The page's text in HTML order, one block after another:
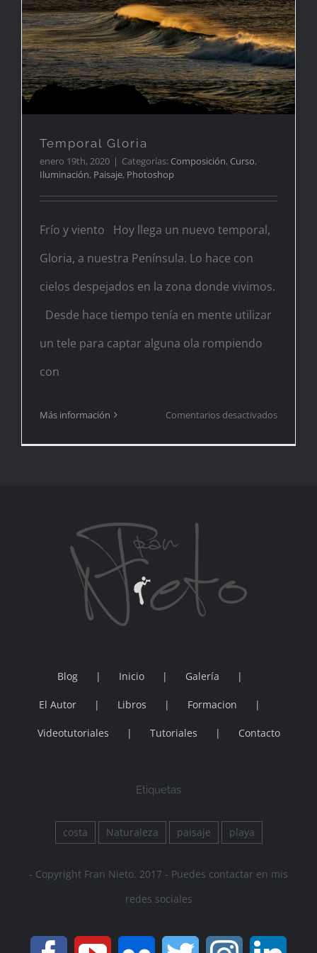
Temporal Gloria
Temporal Gloria
enero 19th, 2020 | Categorías: Composición, Curso,
Iluminación, Paisaje, Photoshop
Frío y viento Hoy llega un nuevo temporal,
Gloria, a nuestra Península. Lo hace con
cielos despejados en la zona donde vivimos.
Desde hace tiempo tenía en mente utilizar
un tele para captar alguna ola rompiendo
con
Más información Comentarios desactivadosen
Blog Inicio Galería
El Autor Libros Formacion
Videotutoriales Tutoriales Contacto
Etiquetas
costa Naturaleza paisaje playa
- Copyright Fran Nieto. 2017 - Puedes contactar en mis
redes sociales